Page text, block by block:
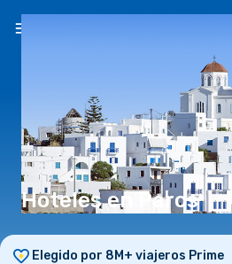
Hoteles en Paros
Elegido por 8M+ viajeros Prime